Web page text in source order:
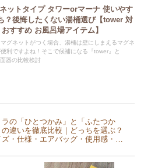
ットタイプ タワーorマーナ 使いやす
？後悔したくない湯桶選び【tower 対
すすめ お風呂場アイテム】
グネットがつく場合、湯桶は壁にしまえるマグネ
利ですよね！そこで候補になる『tower』と
器の比較検討
ラの「ひとつかみ」と「ふたつか
の違いを徹底比較｜どっちを選ぶ？
・仕様・エアバッグ・使用感・お